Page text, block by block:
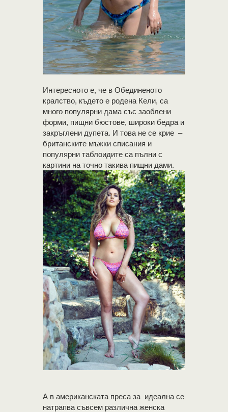
Интересното е, че в Обединеното
кралство, където е родена Кели, са
много популярни дама със заоблени
форми, пищни бюстове, широки бедра и
закръглени дупета. И това не се крие –
британските мъжки списания и
популярни таблоидите са пълни с
картини на точно такива пищни дами.
А в американската преса за идеална се
натрапва съвсем различна женска